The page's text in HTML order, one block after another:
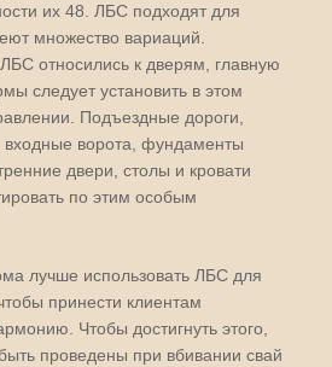
их 48. ЛБС подходят для
множество вариаций.
относились к дверям, главную
следует установить в этом
Подъездные дороги,
входные ворота, фундаменты
двери, столы и кровати
по этим особым
лучше использовать ЛБС для
принести клиентам
Чтобы достигнуть этого,
проведены при вбивании свай